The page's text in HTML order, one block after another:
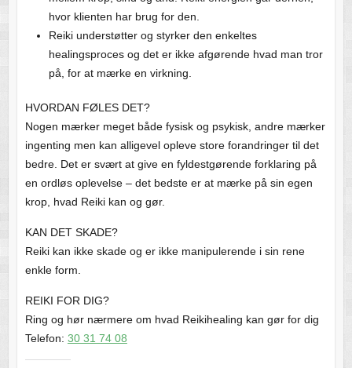
hvor klienten har brug for den.
Reiki understøtter og styrker den enkeltes
healingsproces og det er ikke afgørende hvad man tror
på, for at mærke en virkning.
HVORDAN FØLES DET?
Nogen mærker meget både fysisk og psykisk, andre mærker
ingenting men kan alligevel opleve store forandringer til det
bedre. Det er svært at give en fyldestgørende forklaring på
en ordløs oplevelse – det bedste er at mærke på sin egen
krop, hvad Reiki kan og gør.
KAN DET SKADE?
Reiki kan ikke skade og er ikke manipulerende i sin rene
enkle form.
REIKI FOR DIG?
Ring og hør nærmere om hvad Reikihealing kan gør for dig
Telefon: 30 31 74 08